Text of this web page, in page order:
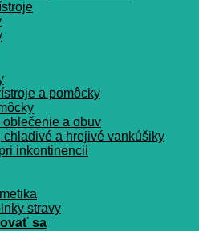
a pomôcky
oblečenie a obuv
chladivé a hrejivé vankúšiky
inkontinencii
stravy
sa